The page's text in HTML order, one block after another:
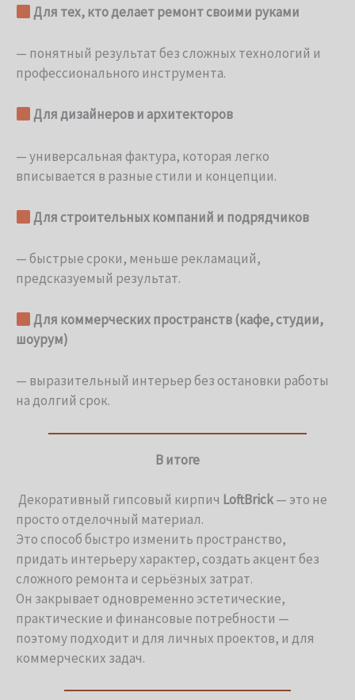
Для тех, кто делает ремонт своими руками
— понятный результат без сложных технологий и
профессионального инструмента.
Для дизайнеров и архитекторов
— универсальная фактура, которая легко
вписывается в разные стили и концепции.
Для строительных компаний и подрядчиков
— быстрые сроки, меньше рекламаций,
предсказуемый результат.
Для коммерческих пространств (кафе, студии,
шоурум)
— выразительный интерьер без остановки работы
на долгий срок.
В итоге
Декоративный гипсовый кирпич LoftBrick— это не
просто отделочный материал.
Это способ быстро изменить пространство,
придать интерьеру характер, создать акцент без
сложного ремонта и серьёзных затрат.
Он закрывает одновременно эстетические,
практические и финансовые потребности —
поэтому подходит и для личных проектов, и для
коммерческих задач.